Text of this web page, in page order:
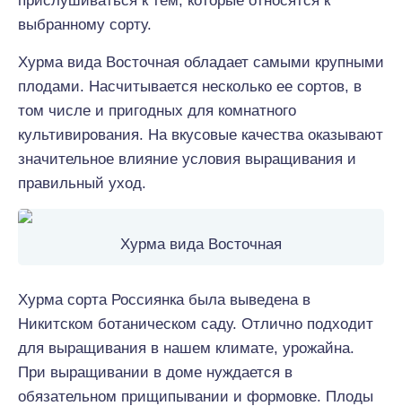
выбранному сорту.
Хурма вида Восточная обладает самыми крупными
плодами. Насчитывается несколько ее сортов, в
том числе и пригодных для комнатного
культивирования. На вкусовые качества оказывают
значительное влияние условия выращивания и
правильный уход.
Хурма вида Восточная
Хурма сорта Россиянка была выведена в
Никитском ботаническом саду. Отлично подходит
для выращивания в нашем климате, урожайна.
При выращивании в доме нуждается в
обязательном прищипывании и формовке. Плоды